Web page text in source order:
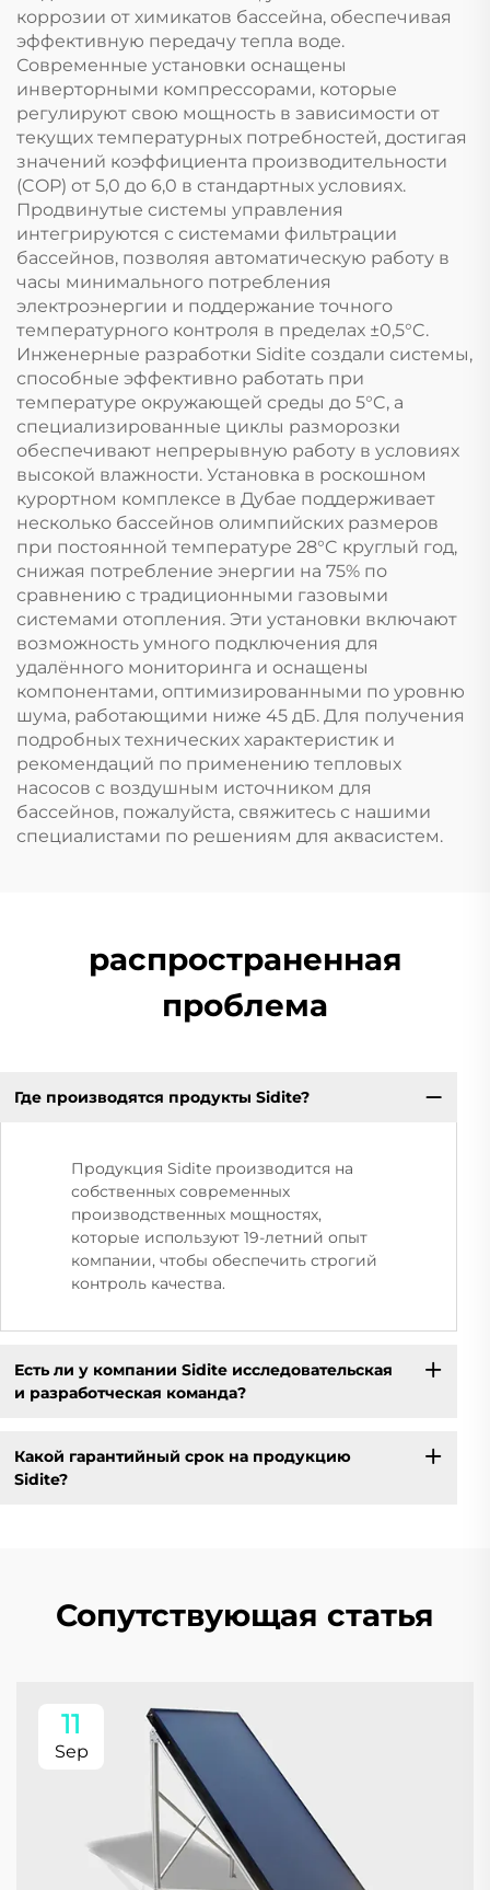
коррозии от химикатов бассейна, обеспечивая
эффективную передачу тепла воде.
Современные установки оснащены
инверторными компрессорами, которые
регулируют свою мощность в зависимости от
текущих температурных потребностей, достигая
значений коэффициента производительности
(COP) от 5,0 до 6,0 в стандартных условиях.
Продвинутые системы управления
интегрируются с системами фильтрации
бассейнов, позволяя автоматическую работу в
часы минимального потребления
электроэнергии и поддержание точного
температурного контроля в пределах ±0,5°C.
Инженерные разработки Sidite создали системы,
способные эффективно работать при
температуре окружающей среды до 5°C, а
специализированные циклы разморозки
обеспечивают непрерывную работу в условиях
высокой влажности. Установка в роскошном
курортном комплексе в Дубае поддерживает
несколько бассейнов олимпийских размеров
при постоянной температуре 28°C круглый год,
снижая потребление энергии на 75% по
сравнению с традиционными газовыми
системами отопления. Эти установки включают
возможность умного подключения для
удалённого мониторинга и оснащены
компонентами, оптимизированными по уровню
шума, работающими ниже 45 дБ. Для получения
подробных технических характеристик и
рекомендаций по применению тепловых
насосов с воздушным источником для
бассейнов, пожалуйста, свяжитесь с нашими
специалистами по решениям для аквасистем.
распространенная
проблема
Где производятся продукты Sidite?
Продукция Sidite производится на
собственных современных
производственных мощностях,
которые используют 19-летний опыт
компании, чтобы обеспечить строгий
контроль качества.
Есть ли у компании Sidite исследовательская
и разработческая команда?
Какой гарантийный срок на продукцию
Sidite?
Сопутствующая статья
11
Sep